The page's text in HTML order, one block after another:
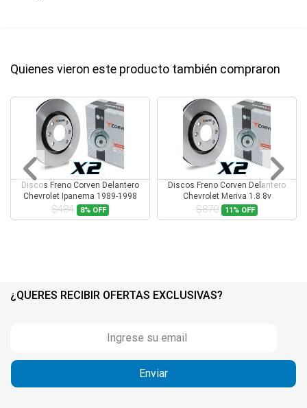
Quienes vieron este producto también compraron
Discos Freno Corven Delantero
Chevrolet Ipanema 1989-1998
$484 8% OFF
Discos Freno Corven Delantero
Chevrolet Meriva 1.8 8v
$870 11% OFF
¿QUERES RECIBIR OFERTAS EXCLUSIVAS?